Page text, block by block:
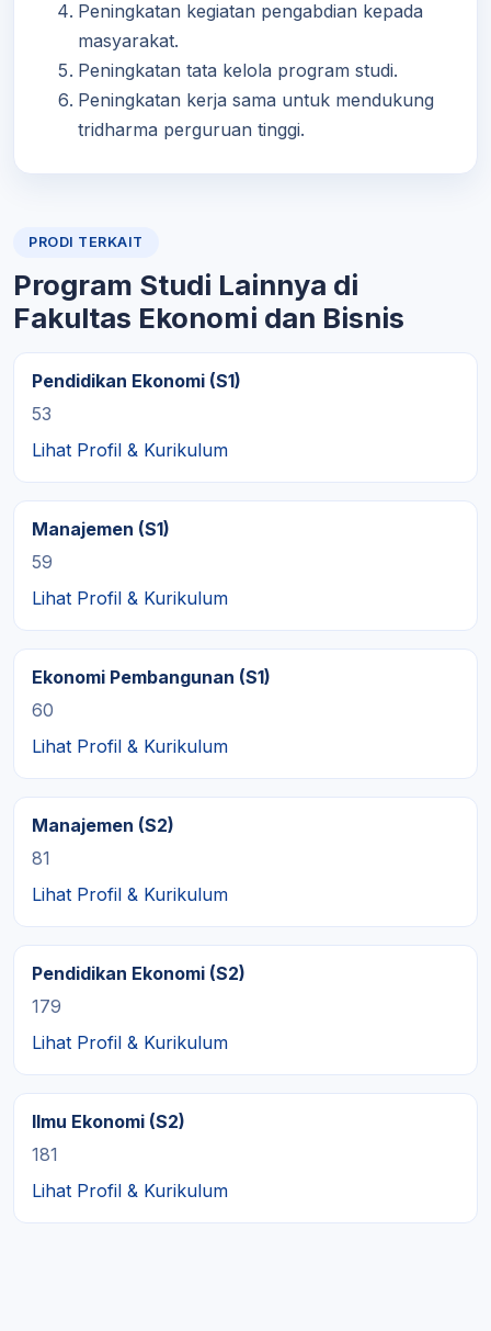
Peningkatan kegiatan pengabdian kepada
masyarakat.
Peningkatan tata kelola program studi.
Peningkatan kerja sama untuk mendukung
tridharma perguruan tinggi.
PRODI TERKAIT
Program Studi Lainnya di
Fakultas Ekonomi dan Bisnis
Pendidikan Ekonomi (S1)
53
Lihat Profil & Kurikulum
Manajemen (S1)
59
Lihat Profil & Kurikulum
Ekonomi Pembangunan (S1)
60
Lihat Profil & Kurikulum
Manajemen (S2)
81
Lihat Profil & Kurikulum
Pendidikan Ekonomi (S2)
179
Lihat Profil & Kurikulum
Ilmu Ekonomi (S2)
181
Lihat Profil & Kurikulum